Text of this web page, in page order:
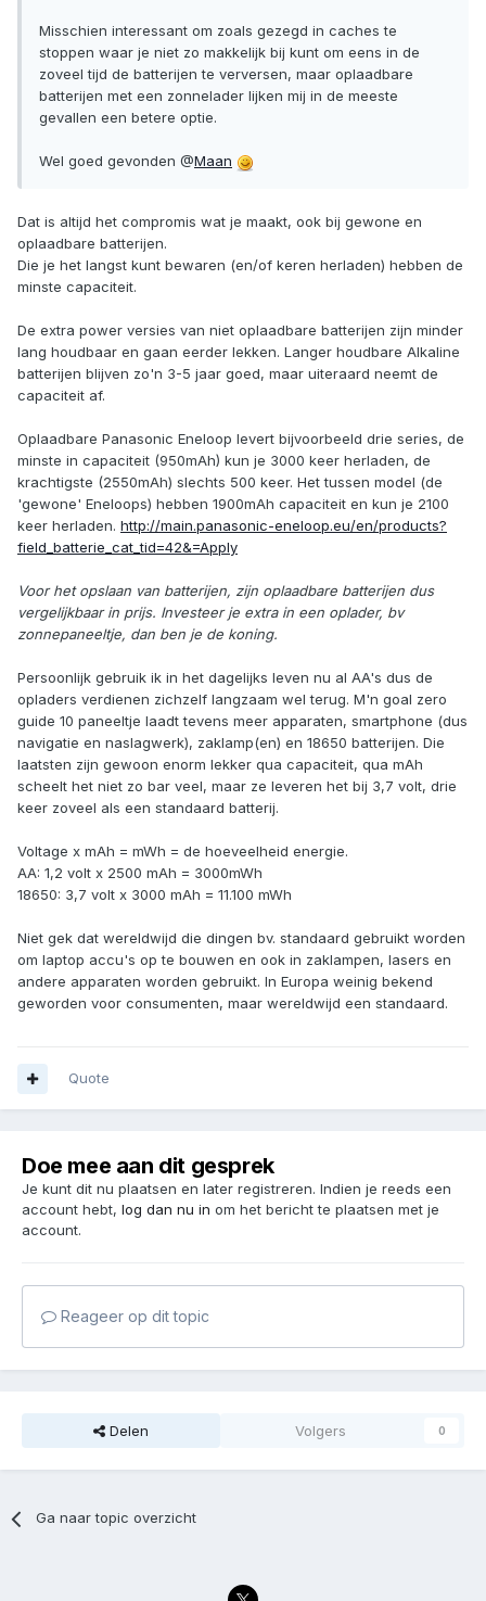
Misschien interessant om zoals gezegd in caches te
stoppen waar je niet zo makkelijk bij kunt om eens in de
zoveel tijd de batterijen te verversen, maar oplaadbare
batterijen met een zonnelader lijken mij in de meeste
gevallen een betere optie.
Wel goed gevonden @Maan
Dat is altijd het compromis wat je maakt, ook bij gewone en
oplaadbare batterijen.
Die je het langst kunt bewaren (en/of keren herladen) hebben de
minste capaciteit.
De extra power versies van niet oplaadbare batterijen zijn minder
lang houdbaar en gaan eerder lekken. Langer houdbare Alkaline
batterijen blijven zo'n 3-5 jaar goed, maar uiteraard neemt de
capaciteit af.
Oplaadbare Panasonic Eneloop levert bijvoorbeeld drie series, de
minste in capaciteit (950mAh) kun je 3000 keer herladen, de
krachtigste (2550mAh) slechts 500 keer. Het tussen model (de
'gewone' Eneloops) hebben 1900mAh capaciteit en kun je 2100
keer herladen. http://main.panasonic-eneloop.eu/en/products?
field_batterie_cat_tid=42&=Apply
Voor het opslaan van batterijen, zijn oplaadbare batterijen dus
vergelijkbaar in prijs. Investeer je extra in een oplader, bv
zonnepaneeltje, dan ben je de koning.
Persoonlijk gebruik ik in het dagelijks leven nu al AA's dus de
opladers verdienen zichzelf langzaam wel terug. M'n goal zero
guide 10 paneeltje laadt tevens meer apparaten, smartphone (dus
navigatie en naslagwerk), zaklamp(en) en 18650 batterijen. Die
laatsten zijn gewoon enorm lekker qua capaciteit, qua mAh
scheelt het niet zo bar veel, maar ze leveren het bij 3,7 volt, drie
keer zoveel als een standaard batterij.
Voltage x mAh = mWh = de hoeveelheid energie.
AA: 1,2 volt x 2500 mAh = 3000mWh
18650: 3,7 volt x 3000 mAh = 11.100 mWh
Niet gek dat wereldwijd die dingen bv. standaard gebruikt worden
om laptop accu's op te bouwen en ook in zaklampen, lasers en
andere apparaten worden gebruikt. In Europa weinig bekend
geworden voor consumenten, maar wereldwijd een standaard.
Quote
Doe mee aan dit gesprek
Je kunt dit nu plaatsen en later registreren. Indien je reeds een
account hebt, log dan nu in om het bericht te plaatsen met je
account.
Reageer op dit topic
Delen Volgers 0
Ga naar topic overzicht